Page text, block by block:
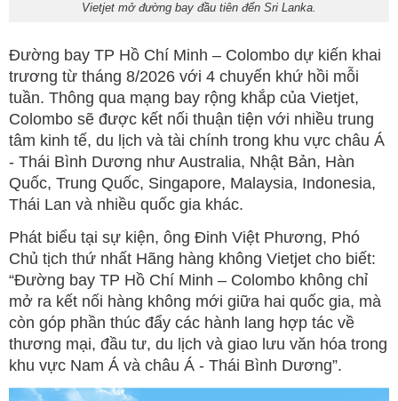
Vietjet mở đường bay đầu tiên đến Sri Lanka.
Đường bay TP Hồ Chí Minh – Colombo dự kiến khai
trương từ tháng 8/2026 với 4 chuyến khứ hồi mỗi
tuần. Thông qua mạng bay rộng khắp của Vietjet,
Colombo sẽ được kết nối thuận tiện với nhiều trung
tâm kinh tế, du lịch và tài chính trong khu vực châu Á
- Thái Bình Dương như Australia, Nhật Bản, Hàn
Quốc, Trung Quốc, Singapore, Malaysia, Indonesia,
Thái Lan và nhiều quốc gia khác.
Phát biểu tại sự kiện, ông Đinh Việt Phương, Phó
Chủ tịch thứ nhất Hãng hàng không Vietjet cho biết:
“Đường bay TP Hồ Chí Minh – Colombo không chỉ
mở ra kết nối hàng không mới giữa hai quốc gia, mà
còn góp phần thúc đẩy các hành lang hợp tác về
thương mại, đầu tư, du lịch và giao lưu văn hóa trong
khu vực Nam Á và châu Á - Thái Bình Dương”.